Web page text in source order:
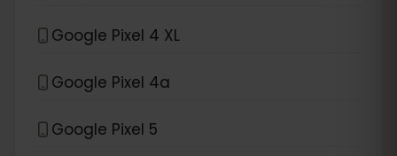
Google Pixel 4 XL
Google Pixel 4a
Google Pixel 5